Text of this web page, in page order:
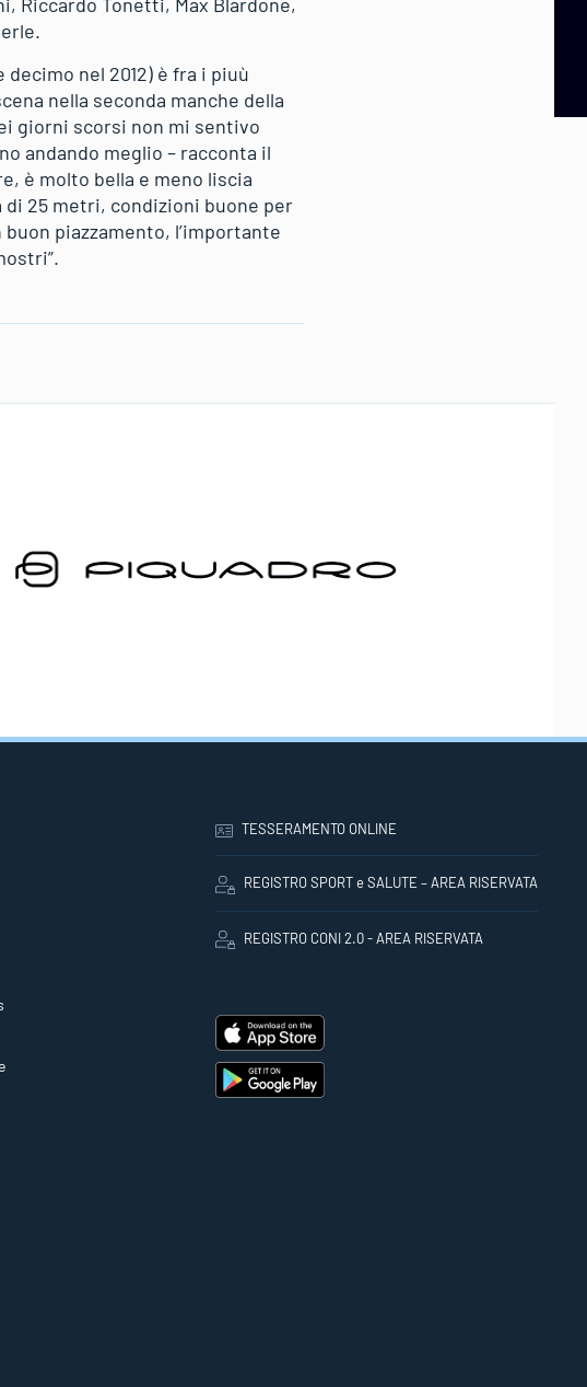
decimo nel 2012) è fra i piuù
nella seconda manche della
giorni scorsi non mi sentivo
andando meglio – racconta il
è molto bella e meno liscia
25 metri, condizioni buone per
piazzamento, l’importante
TESSERAMENTO ONLINE
REGISTRO SPORT e SALUTE – AREA RISERVATA
REGISTRO CONI 2.0 - AREA RISERVATA